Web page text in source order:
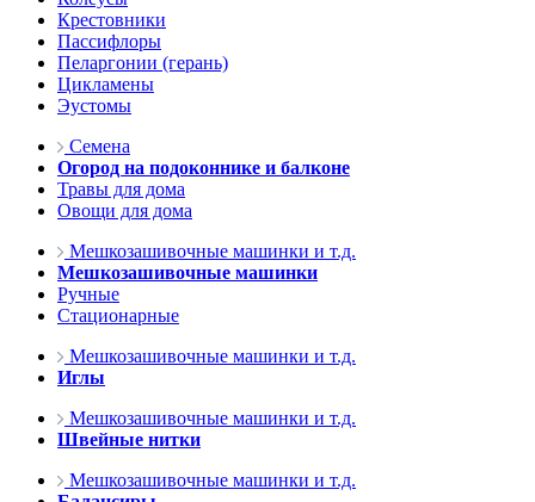
Крестовники
Пассифлоры
Пеларгонии (герань)
Цикламены
Эустомы
Семена
Огород на подоконнике и балконе
Травы для дома
Овощи для дома
Мешкозашивочные машинки и т.д.
Мешкозашивочные машинки
Ручные
Стационарные
Мешкозашивочные машинки и т.д.
Иглы
Мешкозашивочные машинки и т.д.
Швейные нитки
Мешкозашивочные машинки и т.д.